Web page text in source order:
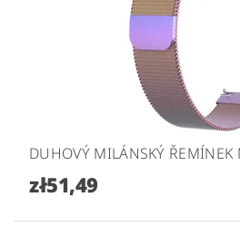
DUHOVÝ MILÁNSKÝ
zł51,49